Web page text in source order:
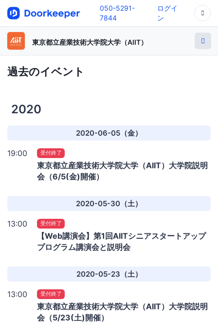
050-5291-
7844
ログイ
ン
東京都立産業技術大学院大学（AIIT）
過去のイベント
2020
2020-06-05（金）
19:00 受付終了
東京都立産業技術大学院大学（AIIT）大学院説明
会（6/5(金)開催）
2020-05-30（土）
13:00 受付終了
【Web講演会】第1回AIITシニアスタートアップ
プログラム講演会と説明会
2020-05-23（土）
13:00 受付終了
東京都立産業技術大学院大学（AIIT）大学院説明
会（5/23(土)開催）